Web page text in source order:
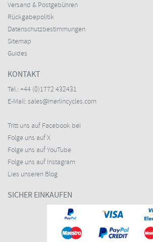
Versand & Postgebühren
Rückgabepolitik
Datenschutzbestimmungen
Sitemap
Guides
KONTAKT
Tel.: +44 (0)1772 432431
E-Mail: sales@merlincycles.com
Tritt uns auf Facebook bei
Folge uns auf X
Folge uns auf YouTube
Folge uns auf Instagram
Lies unseren Blog
SICHER EINKAUFEN